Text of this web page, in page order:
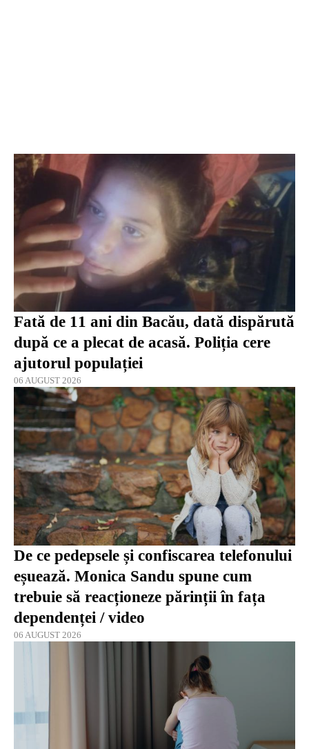
Fată de 11 ani din Bacău, dată dispărută
după ce a plecat de acasă. Poliția cere
ajutorul populației
06 AUGUST 2026
De ce pedepsele și confiscarea telefonului
eșuează. Monica Sandu spune cum
trebuie să reacționeze părinții în fața
dependenței / video
06 AUGUST 2026